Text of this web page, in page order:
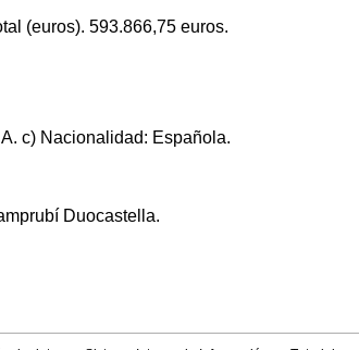
(euros). 593.866,75 euros.
c) Nacionalidad: Española.
Duocastella.